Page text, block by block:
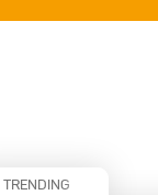
TRENDING